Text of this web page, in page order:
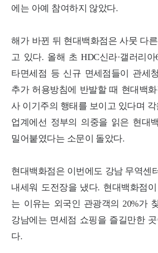
에는 아예 참여하지 않았다.
해가 바뀐 뒤 현대백화점은 사뭇 다
고 있다. 올해 초 HDC신라·갤러리아
타면세점 등 신규 면세점들이 관세
추가 허용방침에 반발할 때 현대백
사 이기주의 행태를 보이고 있다며
업계에선 정부의 의중을 읽은 현대
밀어붙였다는 소문이 돌았다.
현대백화점은 이번에도 강남 무역센
내세워 도전장을 냈다. 현대백화점
는 이유는 외국인 관광객의 20%가
강남에는 면세점 쇼핑을 즐길만한
다.